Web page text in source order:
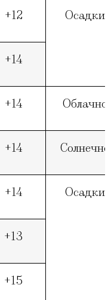
+12 Осадки
+14
+14 Облачно
+14 Солнечно
+14 Осадки
+13
+15